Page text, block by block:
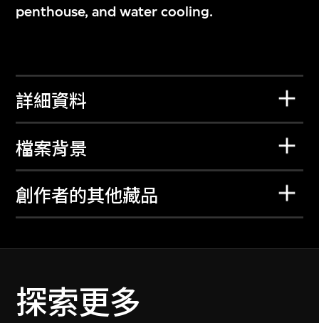
penthouse, and water cooling.
詳細資料
檔案背景
創作者的其他藏品
探索更多